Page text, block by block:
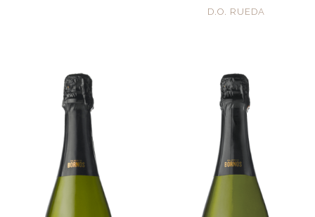
D.O. RUEDA